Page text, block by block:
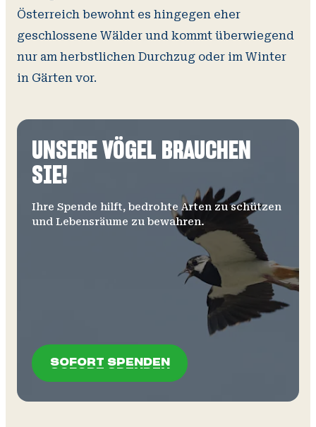
Österreich bewohnt es hingegen eher
geschlossene Wälder und kommt überwiegend
nur am herbstlichen Durchzug oder im Winter
in Gärten vor.
UNSERE VÖGEL BRAUCHEN
SIE!
Ihre Spende hilft, bedrohte Arten zu schützen
und Lebensräume zu bewahren.
SOFORT SPENDEN